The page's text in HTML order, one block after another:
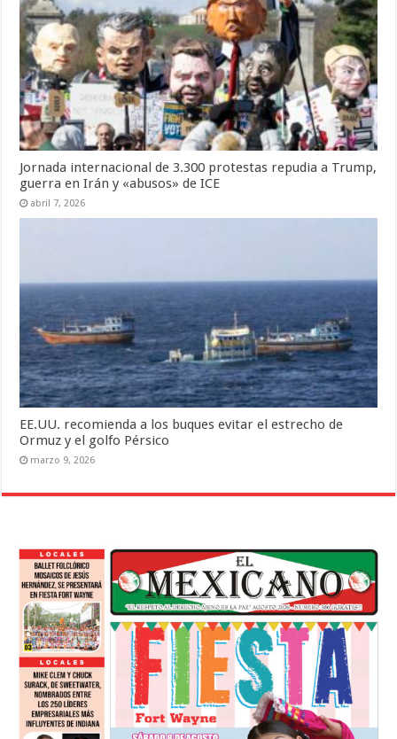
Jornada internacional de 3.300 protestas repudia a Trump,
guerra en Irán y «abusos» de ICE
abril 7, 2026
EE.UU. recomienda a los buques evitar el estrecho de
Ormuz y el golfo Pérsico
marzo 9, 2026